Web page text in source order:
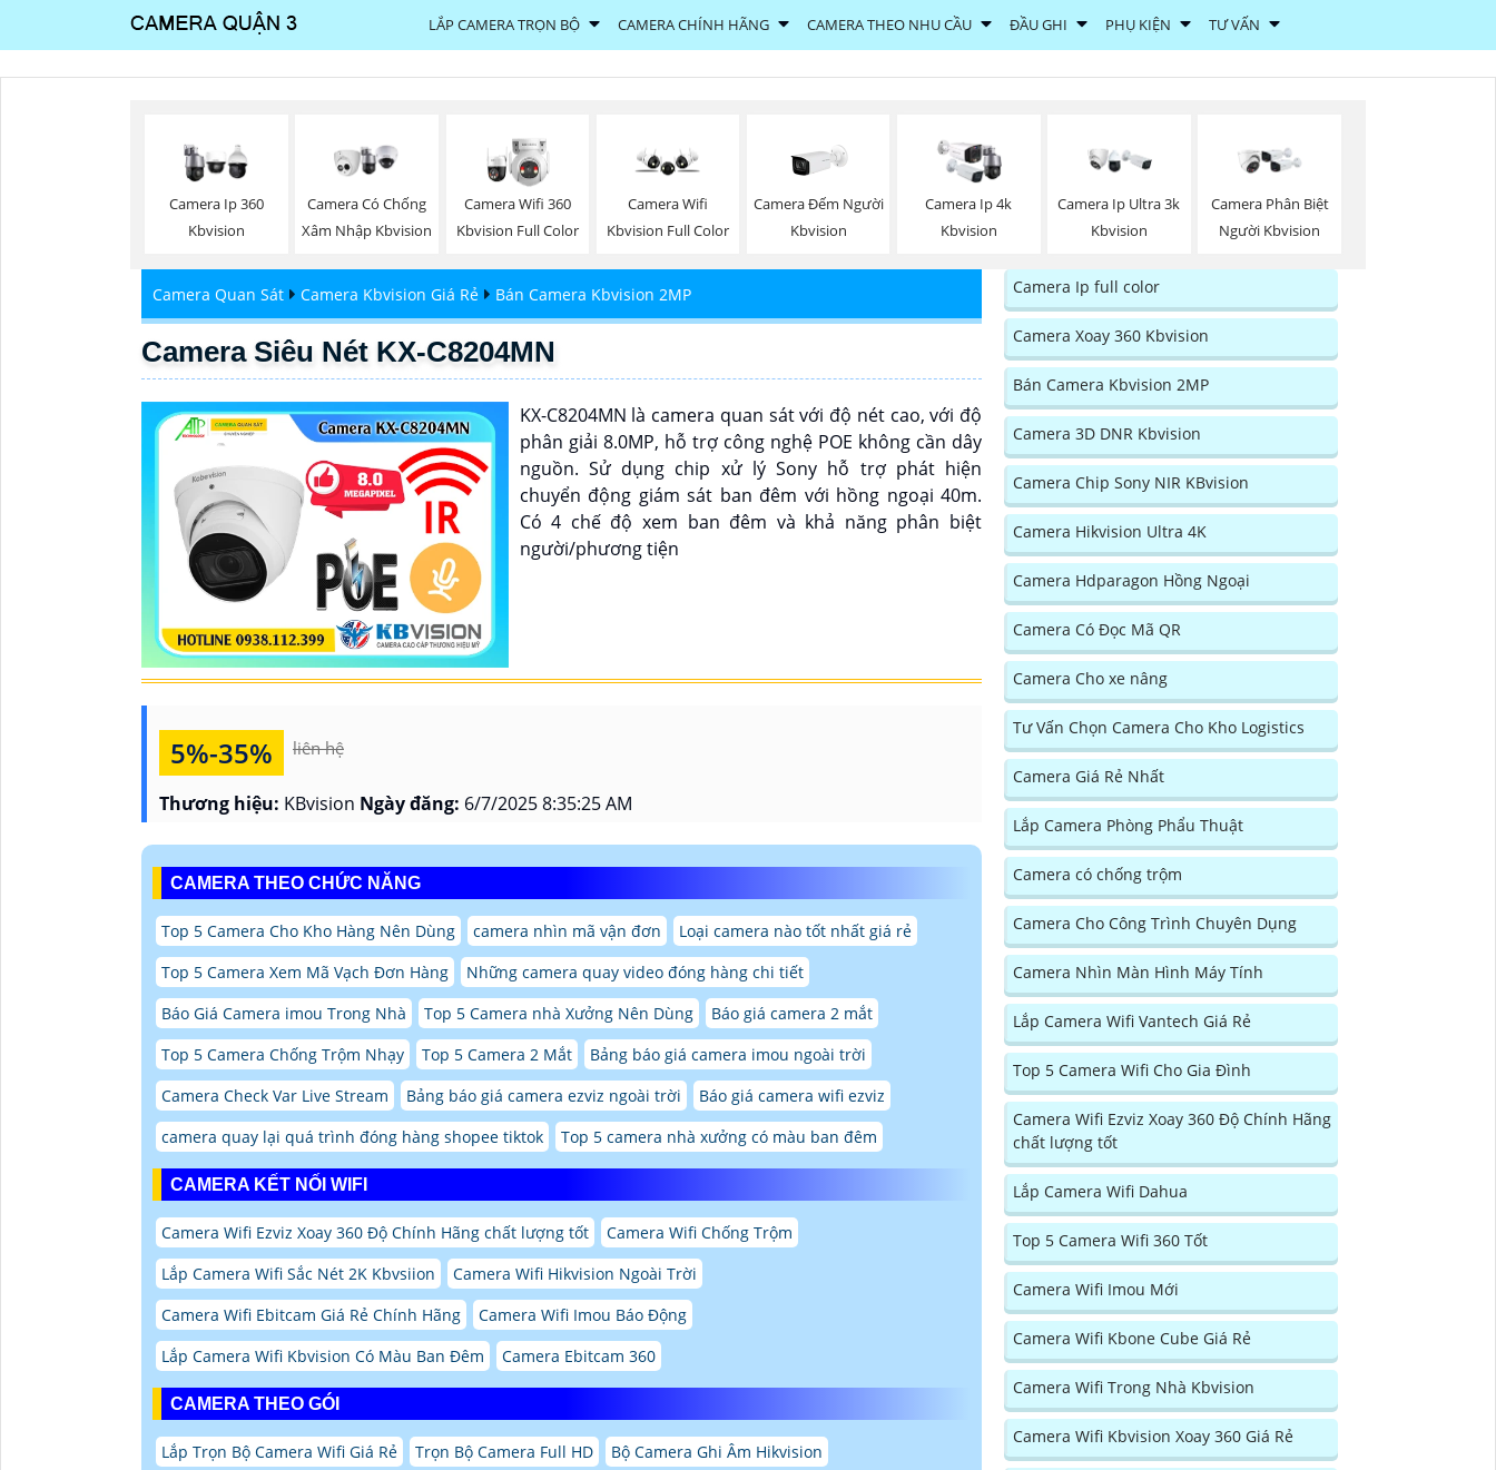
LẮP CAMERA TRỌN BỘ CAMERA CHÍNH HÃNG CAMERA THEO NHU CẦU ĐẦU GHI PHỤ KIỆN TƯ VẤN
Camera Ip 360
Kbvision
Camera Có Chống
Xâm Nhập Kbvision
Camera Wifi 360
Kbvision Full Color
Camera Wifi
Kbvision Full Color
Camera Đếm Người
Kbvision
Camera Ip 4k
Kbvision
Camera Ip Ultra 3k
Kbvision
Camera Phân Biệt
Người Kbvision
Camera Quan Sát Camera Kbvision Giá Rẻ Bán Camera Kbvision 2MP
Camera Siêu Nét KX-C8204MN
KX-C8204MN là camera quan sát với độ nét cao, với độ
phân giải 8.0MP, hỗ trợ công nghệ POE không cần dây
nguồn. Sử dụng chip xử lý Sony hỗ trợ phát hiện
chuyển động giám sát ban đêm với hồng ngoại 40m.
Có 4 chế độ xem ban đêm và khả năng phân biệt
người/phương tiện
5%-35% liên hệ
Thương hiệu: KBvision Ngày đăng: 6/7/2025 8:35:25 AM
CAMERA THEO CHỨC NĂNG
Top 5 Camera Cho Kho Hàng Nên Dùng camera nhìn mã vận đơn
Loại camera nào tốt nhất giá rẻ
Top 5 Camera Xem Mã Vạch Đơn Hàng
Những camera quay video đóng hàng chi tiết
Báo Giá Camera imou Trong Nhà
Top 5 Camera nhà Xưởng Nên Dùng
Báo giá camera 2 mắt
Top 5 Camera Chống Trộm Nhạy
Top 5 Camera 2 Mắt
Bảng báo giá camera imou ngoài trời
Camera Check Var Live Stream
Bảng báo giá camera ezviz ngoài trời
Báo giá camera wifi ezviz
camera quay lại quá trình đóng hàng shopee tiktok
Top 5 camera nhà xưởng có màu ban đêm
CAMERA KẾT NỐI WIFI
Camera Wifi Ezviz Xoay 360 Độ Chính Hãng chất lượng tốt
Camera Wifi Chống Trộm
Lắp Camera Wifi Sắc Nét 2K Kbvsiion
Camera Wifi Hikvision Ngoài Trời
Camera Wifi Ebitcam Giá Rẻ Chính Hãng
Camera Wifi Imou Báo Động
Lắp Camera Wifi Kbvision Có Màu Ban Đêm
Camera Ebitcam 360
CAMERA THEO GÓI
Lắp Trọn Bộ Camera Wifi Giá Rẻ Trọn Bộ Camera Full HD
Bộ Camera Ghi Âm Hikvision
Camera Ip full color
Camera Xoay 360 Kbvision
Bán Camera Kbvision 2MP
Camera 3D DNR Kbvision
Camera Chip Sony NIR KBvision
Camera Hikvision Ultra 4K
Camera Hdparagon Hồng Ngoại
Camera Có Đọc Mã QR
Camera Cho xe nâng
Tư Vấn Chọn Camera Cho Kho Logistics
Camera Giá Rẻ Nhất
Lắp Camera Phòng Phẩu Thuật
Camera có chống trộm
Camera Cho Công Trình Chuyên Dụng
Camera Nhìn Màn Hình Máy Tính
Lắp Camera Wifi Vantech Giá Rẻ
Top 5 Camera Wifi Cho Gia Đình
Camera Wifi Ezviz Xoay 360 Độ Chính Hãng
chất lượng tốt
Lắp Camera Wifi Dahua
Top 5 Camera Wifi 360 Tốt
Camera Wifi Imou Mới
Camera Wifi Kbone Cube Giá Rẻ
Camera Wifi Trong Nhà Kbvision
Camera Wifi Kbvision Xoay 360 Giá Rẻ